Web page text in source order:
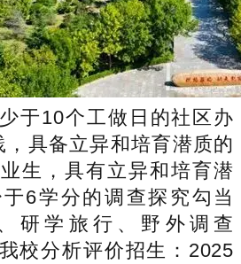
于10个工做日的社区办
具备立异和培育潜质的
生，具有立异和培育潜
6学分的调查探究勾当
研学旅行、野外调查
校分析评价招生：2025